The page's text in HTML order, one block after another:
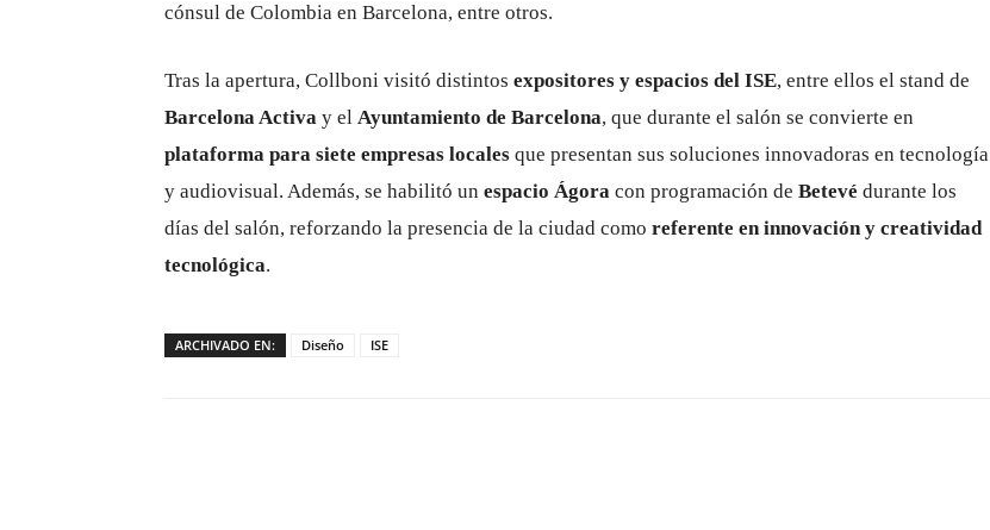
cónsul de Colombia en Barcelona, entre otros.
Tras la apertura, Collboni visitó distintos expositores y espacios del ISE, entre ellos el stand de
Barcelona Activa y el Ayuntamiento de Barcelona, que durante el salón se convierte en
plataforma para siete empresas locales que presentan sus soluciones innovadoras en tecnología
y audiovisual. Además, se habilitó un espacio Ágora con programación de Betevé durante los
días del salón, reforzando la presencia de la ciudad como referente en innovación y creatividad
tecnológica.
ARCHIVADO EN: Diseño ISE